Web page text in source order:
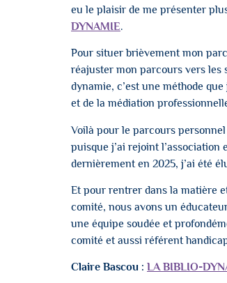
eu le plaisir de me présenter
DYNAMIE.
Pour situer brièvement mon
réajuster mon parcours vers les
dynamie, c’est une méthode
etde la médiation
Voilà pour le parcours
puisque j’ai rejoint
dernièrement en 2025, j’ai été
Et pour rentrer dans la matière
comité, nous avons un
une équipe soudée et
comité et aussi référent handicap
Claire Bascou : ⁠LA BIBLIO-